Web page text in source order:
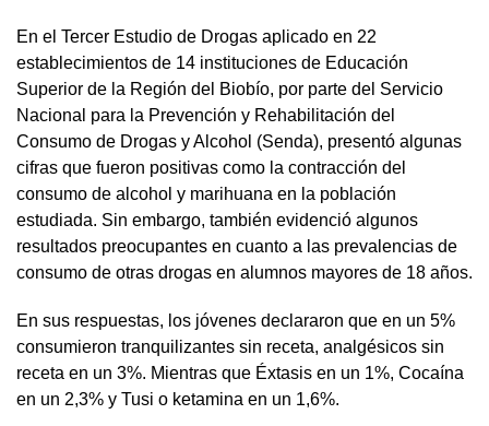
En el Tercer Estudio de Drogas aplicado en 22
establecimientos de 14 instituciones de Educación
Superior de la Región del Biobío, por parte del Servicio
Nacional para la Prevención y Rehabilitación del
Consumo de Drogas y Alcohol (Senda), presentó algunas
cifras que fueron positivas como la contracción del
consumo de alcohol y marihuana en la población
estudiada. Sin embargo, también evidenció algunos
resultados preocupantes en cuanto a las prevalencias de
consumo de otras drogas en alumnos mayores de 18 años.
En sus respuestas, los jóvenes declararon que en un 5%
consumieron tranquilizantes sin receta, analgésicos sin
receta en un 3%. Mientras que Éxtasis en un 1%, Cocaína
en un 2,3% y Tusi o ketamina en un 1,6%.